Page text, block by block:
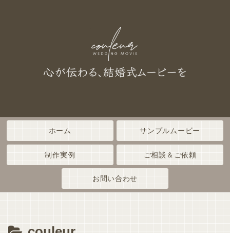
ホーム サンプルムービー
制作実例 ご相談＆ご依頼
お問い合わせ